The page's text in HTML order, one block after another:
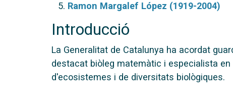
Ramon Margalef López (1919-2004)
Introducció
La Generalitat de Catalunya ha acordat
destacat biòleg matemàtic i especialista
d'ecosistemes i de diversitats biològiques.